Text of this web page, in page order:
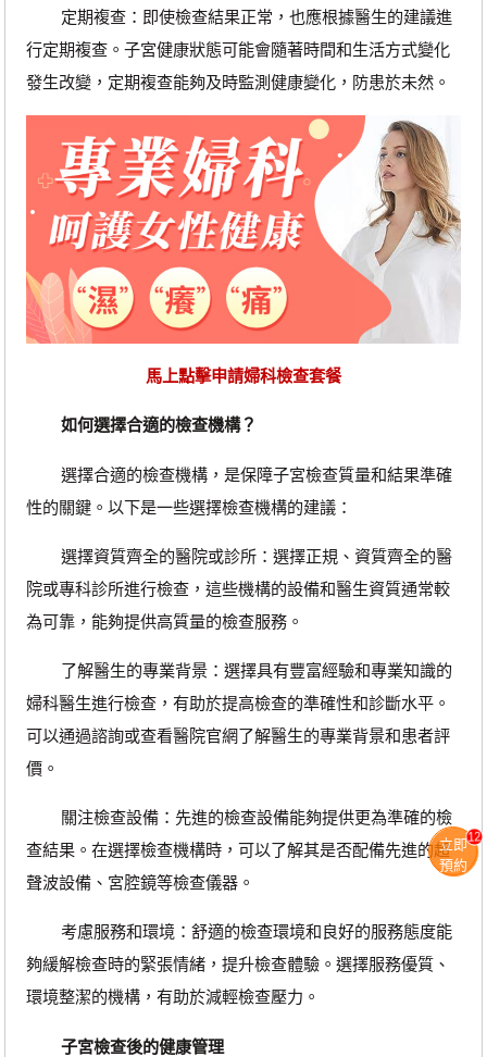
定期複查：即使檢查結果正常，也應根據醫生的建議進
行定期複查。子宮健康狀態可能會隨著時間和生活方式變化
發生改變，定期複查能夠及時監測健康變化，防患於未然。
馬上點擊申請婦科檢查套餐
如何選擇合適的檢查機構？
選擇合適的檢查機構，是保障子宮檢查質量和結果準確
性的關鍵。以下是一些選擇檢查機構的建議：
選擇資質齊全的醫院或診所：選擇正規、資質齊全的醫
院或專科診所進行檢查，這些機構的設備和醫生資質通常較
為可靠，能夠提供高質量的檢查服務。
了解醫生的專業背景：選擇具有豐富經驗和專業知識的
婦科醫生進行檢查，有助於提高檢查的準確性和診斷水平。
可以通過諮詢或查看醫院官網了解醫生的專業背景和患者評
價。
關注檢查設備：先進的檢查設備能夠提供更為準確的檢
查結果。在選擇檢查機構時，可以了解其是否配備先進的超
聲波設備、宮腔鏡等檢查儀器。
考慮服務和環境：舒適的檢查環境和良好的服務態度能
夠緩解檢查時的緊張情緒，提升檢查體驗。選擇服務優質、
環境整潔的機構，有助於減輕檢查壓力。
子宮檢查後的健康管理
立即
預約
12